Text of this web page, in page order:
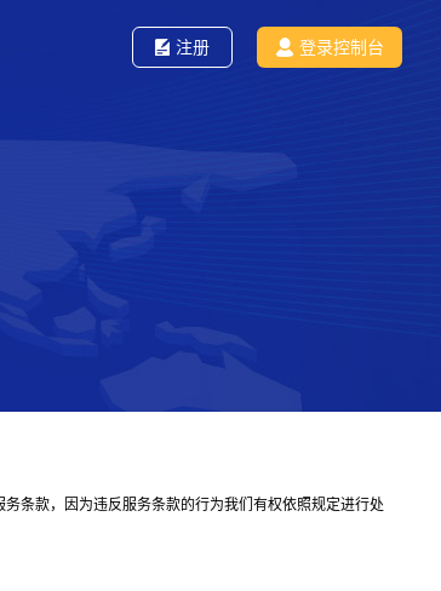
注册 登录控制台
条款，因为违反服务条款的行为我们有权依照规定进行处